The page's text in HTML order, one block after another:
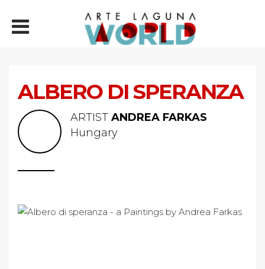
ALBERO DI SPERANZA
ARTIST ANDREA FARKAS
Hungary